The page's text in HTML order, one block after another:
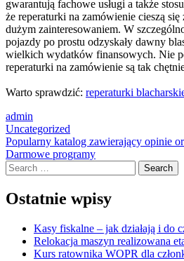
gwarantują fachowe usługi a także
że reperaturki na zamówienie cieszą
dużym zainteresowaniem. W
pojazdy po prostu odzyskały dawny
wielkich wydatków finansowych. Nie
reperaturki na zamówienie są tak
Warto sprawdzić: reperaturki
admin
Uncategorized
Post
navigation
Popularny katalog zawierający opinie
Darmowe programy
Search
Ostatnie wpisy
Kasy fiskalne – jak działają i do
Relokacja maszyn realizowana
Kurs ratownika WOPR dla